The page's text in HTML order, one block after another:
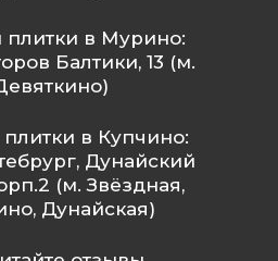
плитки в Мурино:
Балтики, 13 (м.
в Купчино:
Дунайский
(м. Звёздная,
Дунайская)